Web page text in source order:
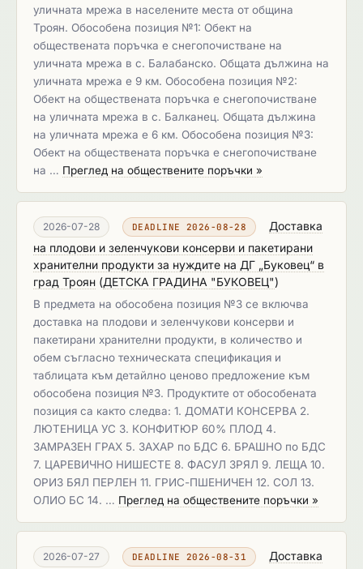
уличната мрежа в населените места от община
Троян. Обособена позиция №1: Обект на
обществената поръчка е снегопочистване на
уличната мрежа в с. Балабанско. Общата дължина на
уличната мрежа е 9 км. Обособена позиция №2:
Обект на обществената поръчка е снегопочистване
на уличната мрежа в с. Балканец. Общата дължина
на уличната мрежа е 6 км. Обособена позиция №3:
Обект на обществената поръчка е снегопочистване
на … Преглед на обществените поръчки »
2026-07-28 DEADLINE 2026-08-28
Доставка
на плодови и зеленчукови консерви и пакетирани
хранителни продукти за нуждите на ДГ „Буковец“ в
град Троян (ДЕТСКА ГРАДИНА "БУКОВЕЦ")
В предмета на обособена позиция №3 се включва
доставка на плодови и зеленчукови консерви и
пакетирани хранителни продукти, в количество и
обем съгласно техническата спецификация и
таблицата към детайлно ценово предложение към
обособена позиция №3. Продуктите от обособената
позиция са както следва: 1. ДОМАТИ КОНСЕРВА 2.
ЛЮТЕНИЦА УС 3. КОНФИТЮР 60% ПЛОД 4.
ЗАМРАЗЕН ГРАХ 5. ЗАХАР по БДС 6. БРАШНО по БДС
7. ЦАРЕВИЧНО НИШЕСТЕ 8. ФАСУЛ ЗРЯЛ 9. ЛЕЩА 10.
ОРИЗ БЯЛ ПЕРЛЕН 11. ГРИС-ПШЕНИЧЕН 12. СОЛ 13.
ОЛИО БС 14. … Преглед на обществените поръчки »
2026-07-27 DEADLINE 2026-08-31
Доставка